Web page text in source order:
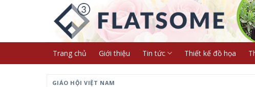
Trang chủ Giới thiệu Tin tức Thiết kế đồ họa
GIÁO HỘI VIỆT NAM